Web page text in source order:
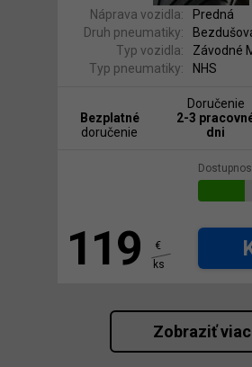
Náprava vozidla:
Predná
Druh pneumatiky:
Typ vozidla:
Závodné
Typ pneumatiky:
NHS
Bezplatné
doručenie
Doručenie
2-3
dni
119
€
ks
Zobraziť viac